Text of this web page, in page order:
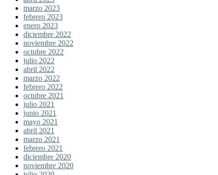
marzo 2023
febrero 2023
enero 2023
diciembre 2022
noviembre 2022
octubre 2022
julio 2022
abril 2022
marzo 2022
febrero 2022
octubre 2021
julio 2021
junio 2021
mayo 2021
abril 2021
marzo 2021
febrero 2021
diciembre 2020
noviembre 2020